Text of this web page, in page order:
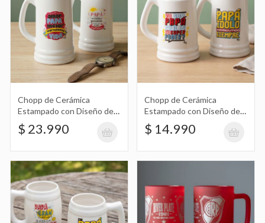
Chopp de Cerámica Estampado con
Diseño del Día del Padre 500Ml
$ 14.990
Chopp Barril de Cerámica Estampado
con Diseño del Día del Padre
$ 15.490
Chopp de Cerámica
Estampado con Diseño del
Día del Padre 1L
$ 23.990
Chopp de Cerámica
Estampado con Diseño del
Día del Padre 500Ml
$ 14.990